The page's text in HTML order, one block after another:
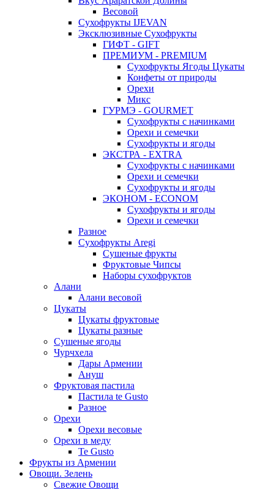
Весовой
Сухофрукты IJEVAN
Эксклюзивные Сухофрукты
ГИФТ - GIFT
ПРЕМИУМ - PREMIUM
Сухофрукты Ягоды Цукаты
Конфеты от природы
Орехи
Микс
ГУРМЭ - GOURMET
Сухофрукты с начинками
Орехи и семечки
Сухофрукты и ягоды
ЭКСТРА - EXTRA
Сухофрукты с начинками
Орехи и семечки
Сухофрукты и ягоды
ЭКОНОМ - ECONOM
Сухофрукты и ягоды
Орехи и семечки
Разное
Сухофрукты Aregi
Сушеные фрукты
Фруктовые Чипсы
Наборы сухофруктов
Алани
Алани весовой
Цукаты
Цукаты фруктовые
Цукаты разные
Сушеные ягоды
Чурчхела
Дары Армении
Ануш
Фруктовая пастила
Пастила te Gusto
Разное
Орехи
Орехи весовые
Орехи в меду
Te Gusto
Фрукты из Армении
Овощи. Зелень
Свежие Овощи